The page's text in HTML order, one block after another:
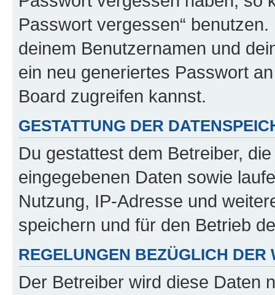
Passwort vergessen“
deinem Benutzernamen und
ein neu generiertes Passwort
Board zugreifen kannst.
GESTATTUNG DER
Du gestattest dem Betreiber,
eingegebenen Daten sowie
Nutzung, IP-Adresse und
speichern und für den Betrieb
REGELUNGEN BEZÜGLICH DER
Der Betreiber wird diese Daten